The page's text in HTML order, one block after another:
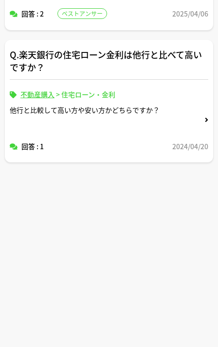
回答 : 2
ベストアンサー 2025/04/06
Q.楽天銀行の住宅ローン金利は他行と比べて高い
ですか？
不動産購入 >住宅ローン・金利
他行と比較して高い方や安い方かどちらですか？
回答 : 1 2024/04/20